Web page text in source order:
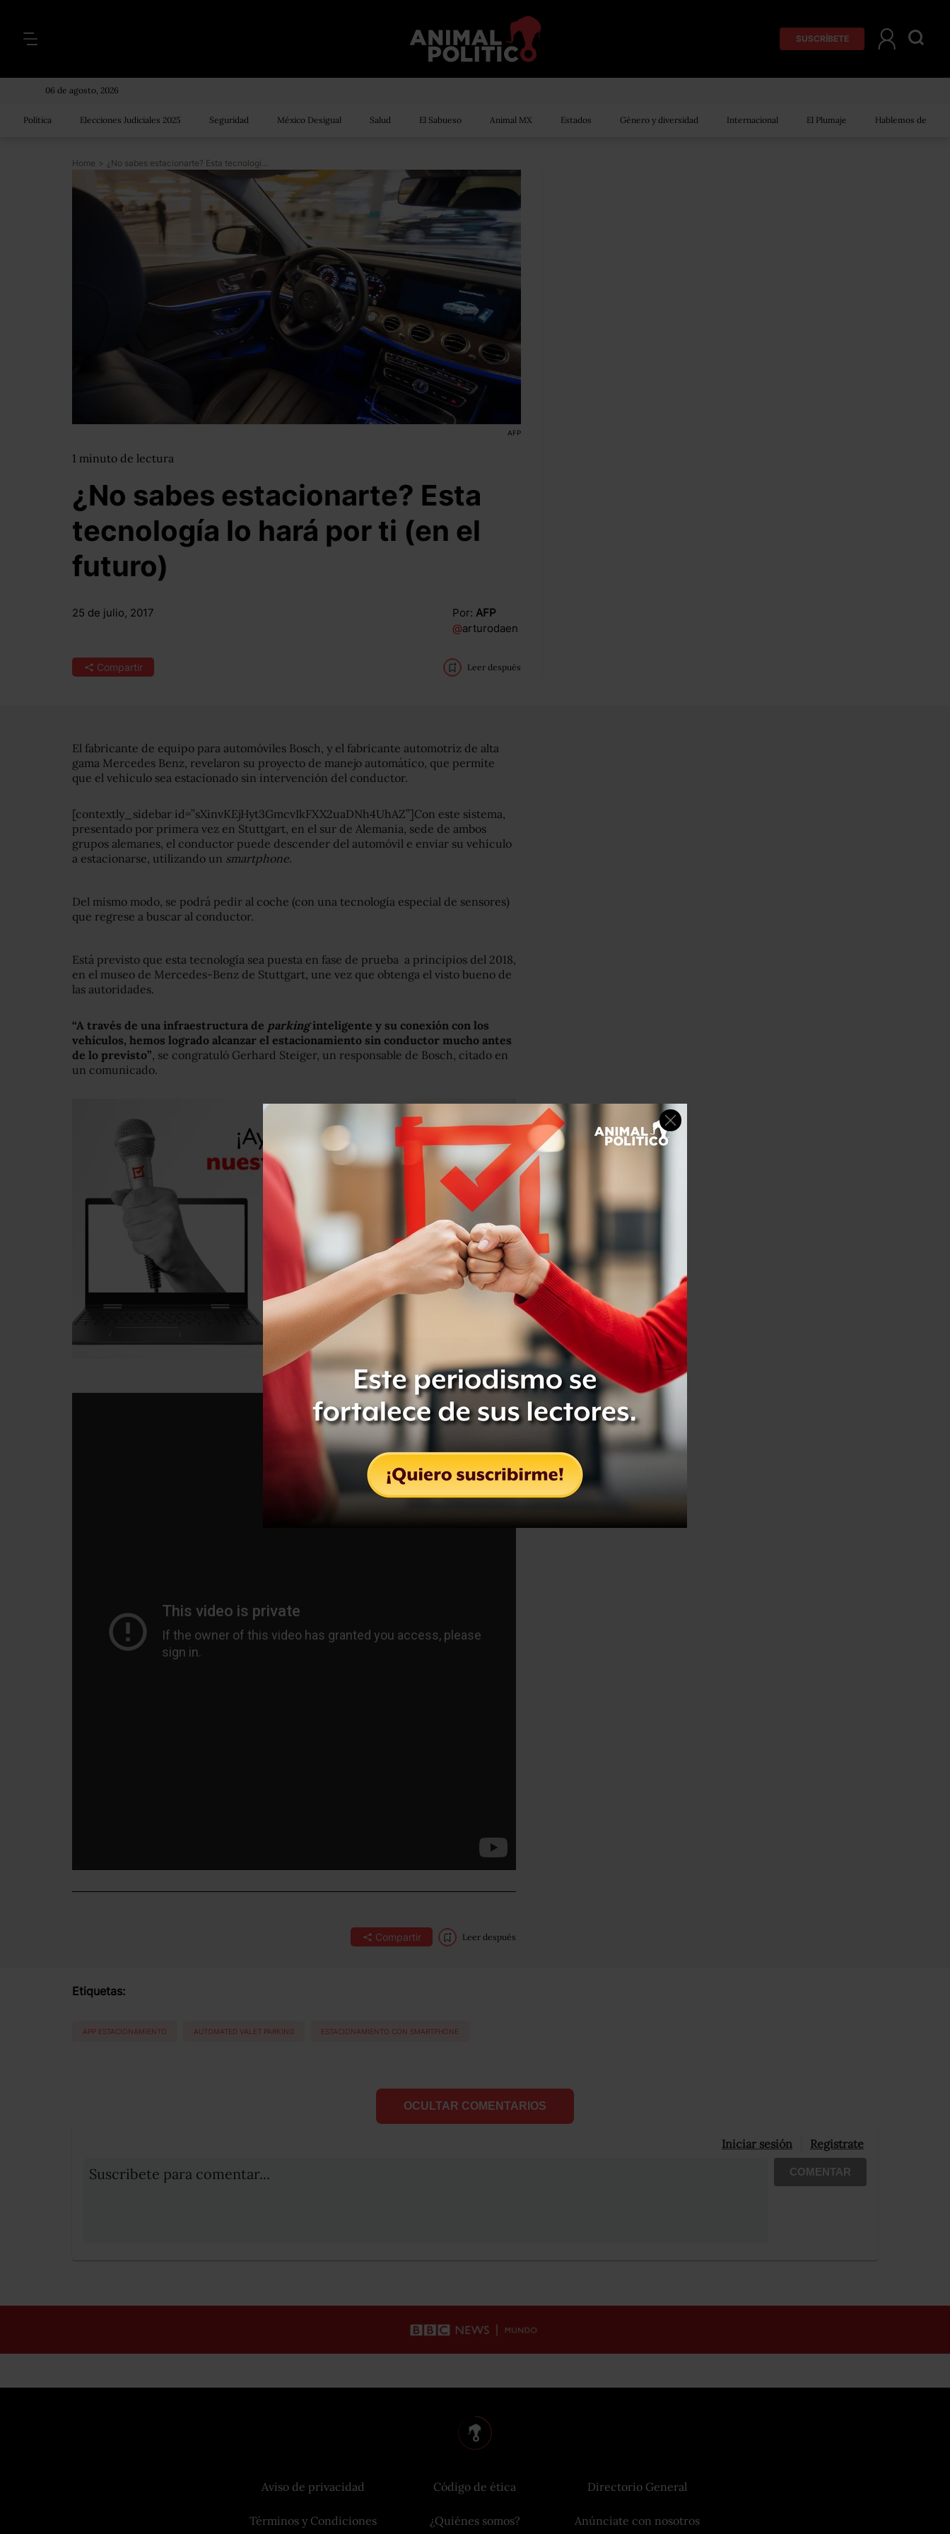
SUSCRÍBETE
06 de agosto, 2026
Política Elecciones Judiciales 2025 Seguridad México Desigual Salud El Sabueso Animal MX Estados Género y diversidad Internacional El Plumaje Hablemos de
Home > ¿No sabes estacionarte? Esta tecnología lo hará por ti (en el futuro)
AFP
1 minuto de lectura
¿No sabes estacionarte? Esta
tecnología lo hará por ti (en el
futuro)
25 de julio, 2017 Por: AFP
@arturodaen
Compartir Leer después
El fabricante de equipo para automóviles Bosch, y el fabricante automotriz de alta
gama Mercedes Benz, revelaron su proyecto de manejo automático, que permite
que el vehículo sea estacionado sin intervención del conductor.
[contextly_sidebar id=”sXinvKEjHyt3GmcvIkFXX2uaDNh4UhAZ”]Con este sistema,
presentado por primera vez en Stuttgart, en el sur de Alemania, sede de ambos
grupos alemanes, el conductor puede descender del automóvil e enviar su vehículo
a estacionarse, utilizando un smartphone.
Del mismo modo, se podrá pedir al coche (con una tecnología especial de sensores)
que regrese a buscar al conductor.
Está previsto que esta tecnología sea puesta en fase de prueba a principios del 2018,
en el museo de Mercedes-Benz de Stuttgart, une vez que obtenga el visto bueno de
las autoridades.
“A través de una infraestructura de parkinginteligente y su conexión con los
vehículos, hemos logrado alcanzar el estacionamiento sin conductor mucho antes
de lo previsto”, se congratuló Gerhard Steiger, un responsable de Bosch, citado en
un comunicado.
Compartir Leer después
Etiquetas:
APP ESTACIONAMIENTO AUTOMATED VALET PARKING ESTACIONAMIENTO CON SMARTPHONE
OCULTAR COMENTARIOS
Iniciar sesión Registrate
Suscribete para comentar... COMENTAR
Aviso de privacidad
Términos y Condiciones
Código de ética
¿Quiénes somos?
Directorio General
Anúnciate con nosotros